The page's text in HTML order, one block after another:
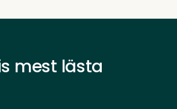
mest lästa